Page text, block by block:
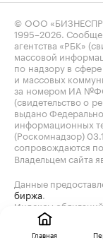
© ООО
1995–2026 .
агентства «РБК»
массовой
по надзору в
и массовых
за номером ИА
(свидетельство о
выдано
информационных
(Роскомнадзор)
сопровождаются
Владельцем сайта
Данные
биржа
Индексы
Главная